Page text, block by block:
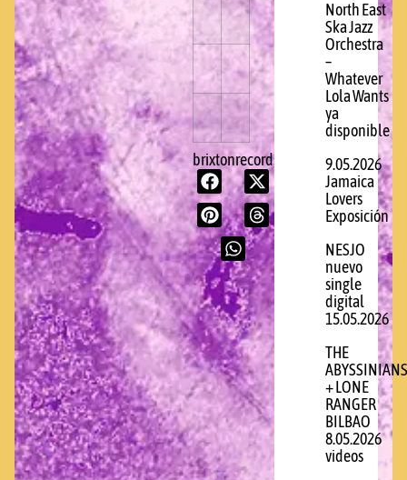
brixtonrecords.com
North East
Ska Jazz
Orchestra
–
Whatever
Lola Wants
ya
disponible
9.05.2026
Jamaica
Lovers
Exposición
NESJO
nuevo
single
digital
15.05.2026
THE
ABYSSINIANS
+ LONE
RANGER
BILBAO
8.05.2026
videos